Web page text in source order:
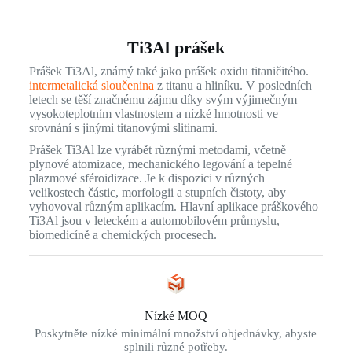
Ti3Al prášek
Prášek Ti3Al, známý také jako prášek oxidu titaničitého.
intermetalická sloučenina z titanu a hliníku. V posledních
letech se těší značnému zájmu díky svým výjimečným
vysokoteplotním vlastnostem a nízké hmotnosti ve
srovnání s jinými titanovými slitinami.
Prášek Ti3Al lze vyrábět různými metodami, včetně
plynové atomizace, mechanického legování a tepelné
plazmové sféroidizace. Je k dispozici v různých
velikostech částic, morfologii a stupních čistoty, aby
vyhovoval různým aplikacím. Hlavní aplikace práškového
Ti3Al jsou v leteckém a automobilovém průmyslu,
biomedicíně a chemických procesech.
Nízké MOQ
Poskytněte nízké minimální množství objednávky, abyste
splnili různé potřeby.